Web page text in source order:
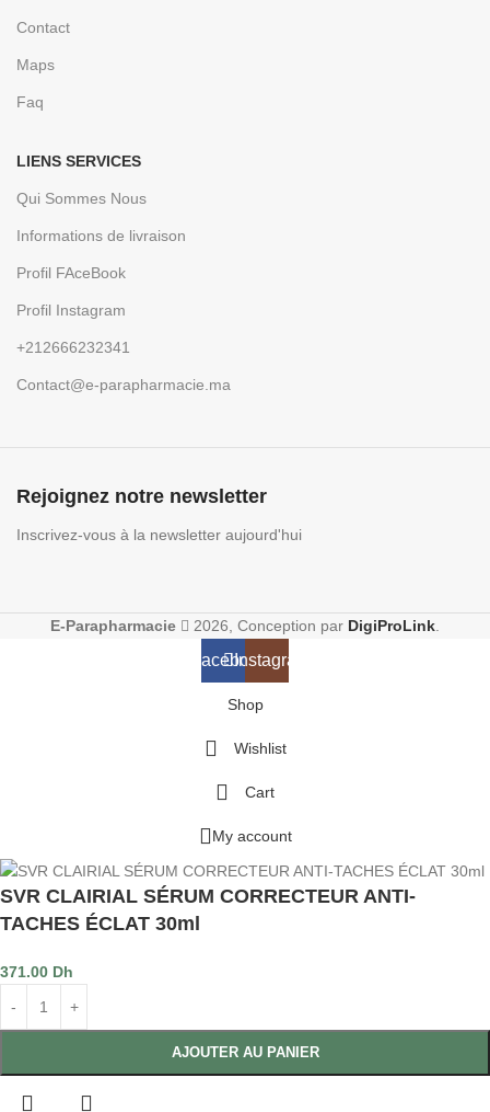
Contact
Maps
Faq
LIENS SERVICES
Qui Sommes Nous
Informations de livraison
Profil FAceBook
Profil Instagram
+212666232341
Contact@e-parapharmacie.ma
Rejoignez notre newsletter
Inscrivez-vous à la newsletter aujourd'hui
E-Parapharmacie 2026, Conception par DigiProLink
FacebookInstagram
Shop
Wishlist
Cart
My account
SVR CLAIRIAL SÉRUM CORRECTEUR ANTI-
TACHES ÉCLAT 30ml
371.00 Dh
AJOUTER AU PANIER